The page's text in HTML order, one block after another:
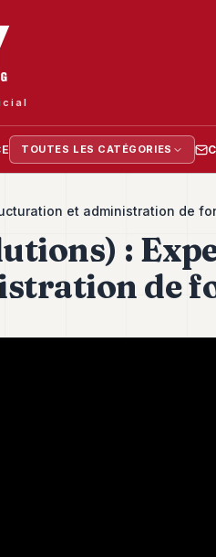
TOUTES LES CATÉGORIES
et administration de
:
de